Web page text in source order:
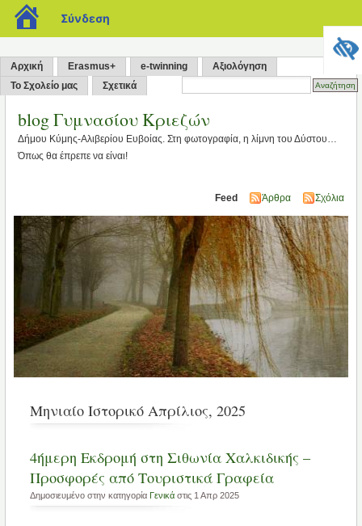
Αρχική Erasmus+ e-twinning
Αξιολόγηση
Το Σχολείο μας
Σχετικά
blog Γυμνασίου Κριεζών
Δήμου Κύμης-Αλιβερίου Ευβοίας. Στη φωτογραφία, η λίμνη του Δύστου…
Όπως θα έπρεπε να είναι!
Feed Άρθρα Σχόλια
Μηνιαίο Ιστορικό Απρίλιος, 2025
4ήμερη Εκδρομή στη Σιθωνία Χαλκιδικής –
Προσφορές από Τουριστικά Γραφεία
Δημοσιευμένο στην κατηγορία Γενικάστις 1 Απρ 2025
blogs.sch.gr
Σύνδεση